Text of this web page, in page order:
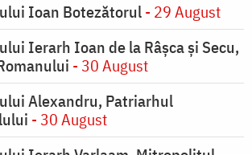
Ioan Botezătorul- 29 August
Ierarh Ioan de la Râşca şi Secu,
- 30 August
Alexandru, Patriarhul
- 30 August